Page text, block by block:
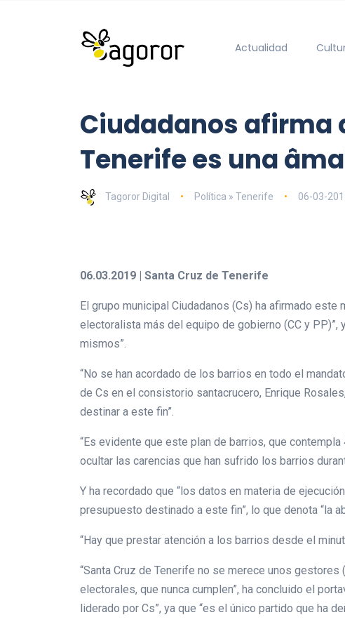
Actualidad
Ciudadanos afirma
Tenerife es una
Tagoror Digital Política » Tenerife 06-03-
06.03.2019 | Santa Cruz de Tenerife
El grupo municipal Ciudadanos (Cs) ha afirmado
electoralista más del equipo de gobierno (CC y PP)”,
mismos”.
“No se han acordado de los barrios en todo el
de Cs en el consistorio santacrucero, Enrique
destinar a este fin”.
“Es evidente que este plan de barrios, que
ocultar las carencias que han sufrido los barrios
Y ha recordado que “los datos en materia de
presupuesto destinado a este fin”, lo que denota “la
“Hay que prestar atención a los barrios desde el
“Santa Cruz de Tenerife no se merece unos
electorales, que nunca cumplen”, ha concluido el
liderado por Cs”, ya que “es el único partido que ha